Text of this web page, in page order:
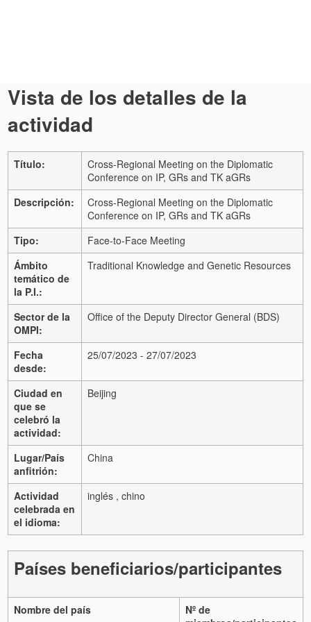
Vista de los detalles de la
actividad
Título:
Cross-Regional Meeting on the Diplomatic
Conference on IP, GRs and TK aGRs
Descripción:
Cross-Regional Meeting on the Diplomatic
Conference on IP, GRs and TK aGRs
Tipo:
Face-to-Face Meeting
Ámbito
temático de
la P.I.:
Traditional Knowledge and Genetic Resources
Sector de la
OMPI:
Office of the Deputy Director General (BDS)
Fecha
desde:
25/07/2023 - 27/07/2023
Ciudad en
que se
celebró la
actividad:
Beijing
Lugar/País
anfitrión:
China
Actividad
celebrada en
el idioma:
inglés , chino
Países beneficiarios/participantes
Nombre del país
Nº de